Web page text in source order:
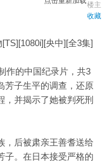
楼主
收藏
央中][全3集]
作的中国纪录片，共3
芳子生平的调查，还原
，并揭示了她被判死刑
，后被肃亲王善耆送给
子。在日本接受严格的